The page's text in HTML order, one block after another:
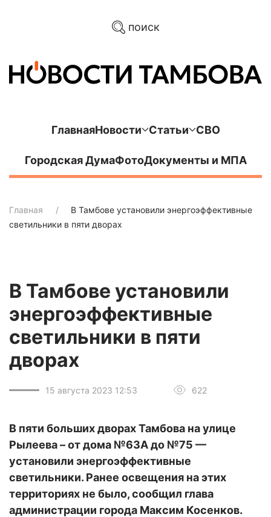
поиск
ГлавнаяНовости Статьи СВО
Городская ДумаФотоДокументы и МПА
Главная
В Тамбове установили энергоэффективные
светильники в пяти дворах
В Тамбове установили
энергоэффективные
светильники в пяти
дворах
15 августа 2023 12:53 622
В пяти больших дворах Тамбова на улице
Рылеева – от дома №63А до №75 —
установили энергоэффективные
светильники. Ранее освещения на этих
территориях не было, сообщил глава
администрации города Максим Косенков.